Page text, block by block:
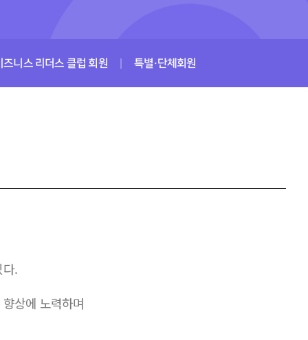
즈니스 리더스 클럽 회원 특별·단체회원
.
상에 노력하며